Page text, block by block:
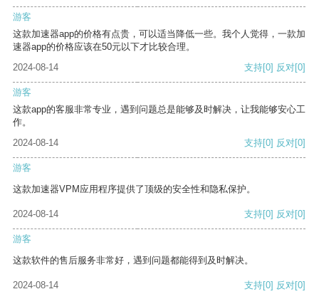
游客
这款加速器app的价格有点贵，可以适当降低一些。我个人觉得，一款加
速器app的价格应该在50元以下才比较合理。
2024-08-14
支持[0] 反对[0]
游客
这款app的客服非常专业，遇到问题总是能够及时解决，让我能够安心工
作。
2024-08-14
支持[0] 反对[0]
游客
这款加速器VPM应用程序提供了顶级的安全性和隐私保护。
2024-08-14 支持[0] 反对[0]
游客
这款软件的售后服务非常好，遇到问题都能得到及时解决。
2024-08-14 支持[0] 反对[0]